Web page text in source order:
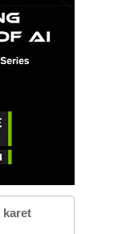
karet